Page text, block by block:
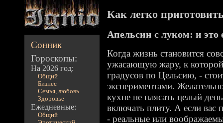
Сонник
Гороскопы:
На 2026 год:
Общий
Бизнес
Семья, любовь
Здоровье
Ежедневные:
Общий
Как легко
Апельсин с луком: и это
Когда жизнь становится
ужасающую жару, к
градусов по Цельсию, -
экспериментами.
кухне не плясать целый
включать плиту. А если вас
- реальные или